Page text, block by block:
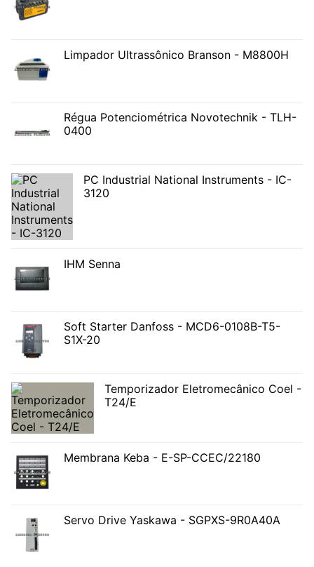
Limpador Ultrassônico Branson - M8800H
Régua Potenciométrica Novotechnik - TLH-
0400
PC Industrial National Instruments - IC-
3120
IHM Senna
Soft Starter Danfoss - MCD6-0108B-T5-
S1X-20
Temporizador Eletromecânico Coel -
T24/E
Membrana Keba - E-SP-CCEC/22180
Servo Drive Yaskawa - SGPXS-9R0A40A